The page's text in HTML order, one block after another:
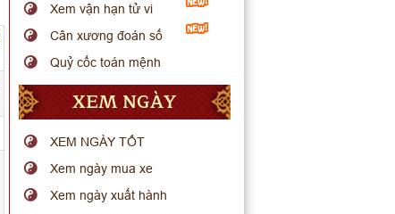
Xem vận hạn tử vi
Cân xương đoán số
Quỷ cốc toán mệnh
XEM NGÀY
XEM NGÀY TỐT
Xem ngày mua xe
Xem ngày xuất hành